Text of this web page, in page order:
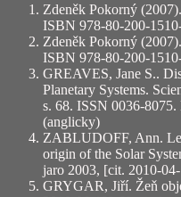
Zdeněk Pokorný
ISBN 978-80-200-
Zdeněk Pokorný
ISBN 978-80-200-
GREAVES, Jane S..
Planetary Systems.
s. 68. ISSN 0036-8075.
(anglicky)
ZABLUDOFF, Ann.
origin of the Solar
jaro 2003, [cit. 2010-
GRYGAR, Jiří. Žeň